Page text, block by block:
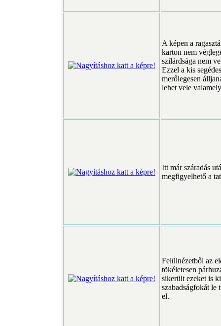
A képen a
karton nem
szilárdsága nem
Ezzel a kis
merőlegesen
lehet vele
Itt már száradás
megfigyelhető a
Felülnézetből az
tökéletesen
sikerült ezeket is
szabadságfokát le
el.